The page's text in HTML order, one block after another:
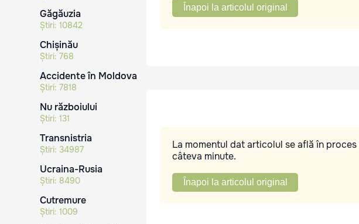
Găgăuzia
Știri: 10842
Chișinău
Știri: 768
Accidente în Moldova
Știri: 7818
Nu războiului
Știri: 131
Transnistria
Știri: 34987
Ucraina-Rusia
Știri: 8490
Cutremure
Știri: 1009
Înapoi la articolul original
La momentul dat articolul se află în
câteva minute.
Înapoi la articolul original